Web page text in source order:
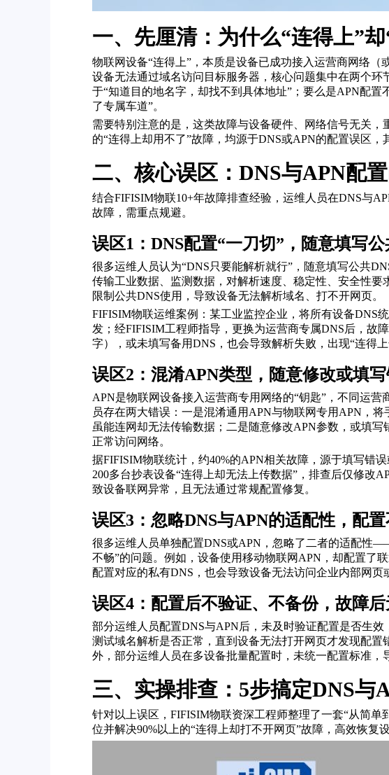
一、先厘清：为什么“连得上”
物联网设备“连得上”，本质是设备已成功接入运营商网络
设备无法通过域名访问目标服务器，核心问题集中在两个环
于“知道目的地名字，却找不到具体地址”；要么是APN配
了专属车道”。
需要特别注意的是，这类故障与设备硬件、网络信号无关
的“连得上却用不了”故障，均源于DNS或APN的配置误区
二、核心误区：DNS与APN配
结合FIFISIM物联10+年故障排查经验，运维人员在DNS与
故障，需重点规避。
误区1：DNS配置“一刀切”，随意填写公
很多运维人员认为“DNS只要能解析就行”，随意填写公共
传输工业数据、监测数据，对解析速度、稳定性、安全性
限制公共DNS使用，导致设备无法解析域名、打不开网页。
FIFISIM物联运维案例：某工业监控企业，将所有设备DNS
发；经FIFISIM工程师指导，更换为运营商专属DNS后，故
字），或未填写备用DNS，也会导致解析失败，出现“连得上
误区2：混淆APN类型，随意修改或填
APN是物联网设备接入运营商专用网络的“钥匙”，不同运
员存在两大错误：一是混淆通用APN与物联网专用APN，
虽能连网却无法传输数据；二是随意修改APN参数，或填
正常访问网络。
据FIFISIM物联统计，约40%的APN相关故障，源于填写错
200多台抄表设备“连得上却无法上传数据”，排查后仅修改
致设备联网异常，且无法通过常规配置修复。
误区3：忽略DNS与APN的适配性，配
很多运维人员单独配置DNS或APN，忽略了二者的适配性
不畅”的问题。例如，设备使用移动物联网APN，却配置了
配置对应的私有DNS，也会导致设备无法访问企业内部网页
误区4：配置后不验证、不备份，故障后
部分运维人员配置DNS与APN后，未及时验证配置是否生
测试域名解析是否正常，直到设备无法打开网页才发现配
外，部分运维人员在多设备批量配置时，未统一配置标准，
三、实操排查：5步搞定DNS与
针对以上误区，FIFISIM物联资深工程师整理了一套“从简
位并解决90%以上的“连得上却打不开网页”故障，高效恢复